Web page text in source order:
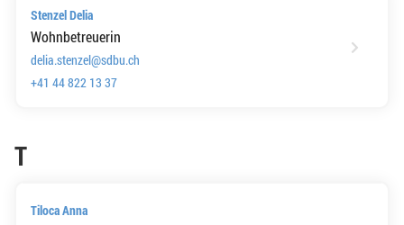
Stenzel Delia
Wohnbetreuerin
delia.stenzel@sdbu.ch
+41 44 822 13 37
T
Tiloca Anna